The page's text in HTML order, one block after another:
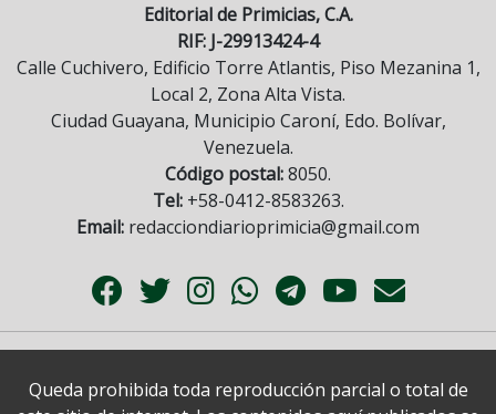
Editorial de Primicias, C.A.
RIF: J-29913424-4
Calle Cuchivero, Edificio Torre Atlantis, Piso Mezanina 1,
Local 2, Zona Alta Vista.
Ciudad Guayana, Municipio Caroní, Edo. Bolívar,
Venezuela.
Código postal:8050.
Tel:+58-0412-8583263.
Email: redacciondiarioprimicia@gmail.com
Queda prohibida toda reproducción parcial o total de